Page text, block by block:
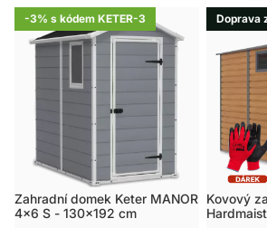
-3% s kódem KETER-3
Zahradní domek Keter MANOR
4x6 S - 130x192 cm
Doprava
Kovový